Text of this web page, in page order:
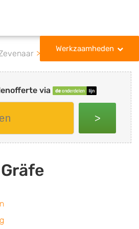
Werkzaamheden
Sloperij B. Gräfe
via
>